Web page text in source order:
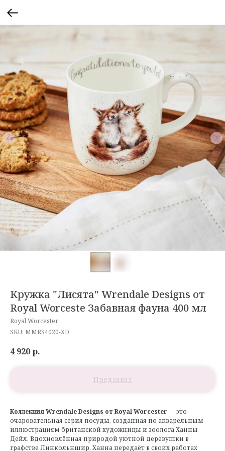
Кружка "Лисята" Wrendale Designs от
Royal Worceste Забавная фауна 400 мл
Royal Worcester.
SKU: MMRS4020-XD
4 920р.
Коллекция Wrendale Designs от Royal Worcester — это
очаровательная серия посуды, созданная по акварельным
иллюстрациям британской художницы и зоолога Ханны
Дейл. Вдохновлённая природой уютной деревушки в
графстве Линкольншир, Ханна передаёт в своих работах